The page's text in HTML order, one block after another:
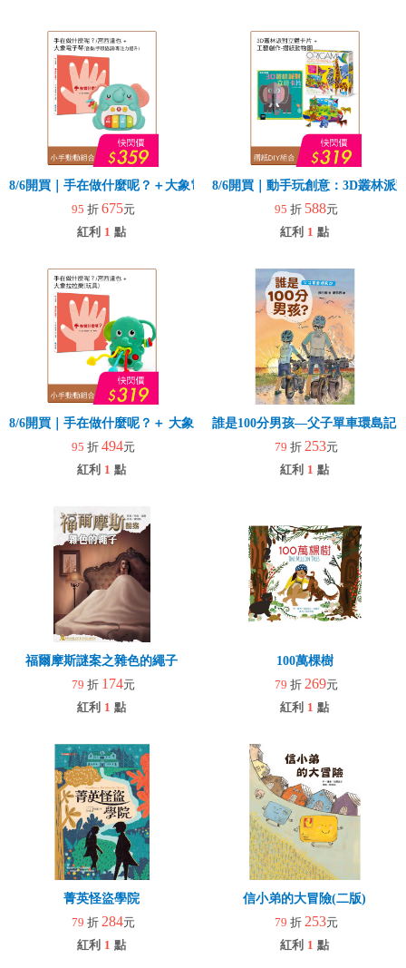
8/6開買｜手在做什麼呢？＋大象電子琴
95 折 675元
紅利 1 點
8/6開買｜動手玩創意：3D叢林派
95 折 588元
紅利 1 點
8/6開買｜手在做什麼呢？＋ 大象拉拉樂(玩具)
95 折 494元
紅利 1 點
誰是100分男孩—父子單車環島記
79 折 253元
紅利 1 點
福爾摩斯謎案之雜色的繩子
79 折 174元
紅利 1 點
100萬棵樹
79 折 269元
紅利 1 點
菁英怪盜學院
79 折 284元
紅利 1 點
信小弟的大冒險(二版)
79 折 253元
紅利 1 點